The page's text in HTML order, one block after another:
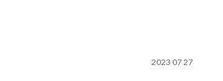
2023 07 27